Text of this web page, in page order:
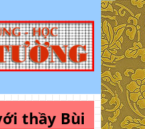
thầy Bùi